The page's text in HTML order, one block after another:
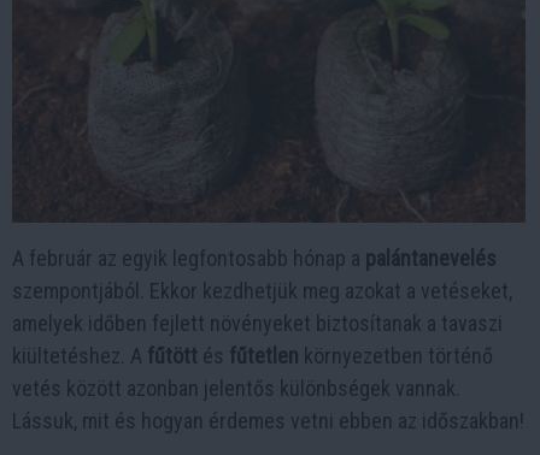
A február az egyik legfontosabb hónap a palántanevelés
szempontjából. Ekkor kezdhetjük meg azokat a vetéseket,
amelyek időben fejlett növényeket biztosítanak a tavaszi
kiültetéshez. A fűtött és fűtetlen környezetben történő
vetés között azonban jelentős különbségek vannak.
Lássuk, mit és hogyan érdemes vetni ebben az időszakban!